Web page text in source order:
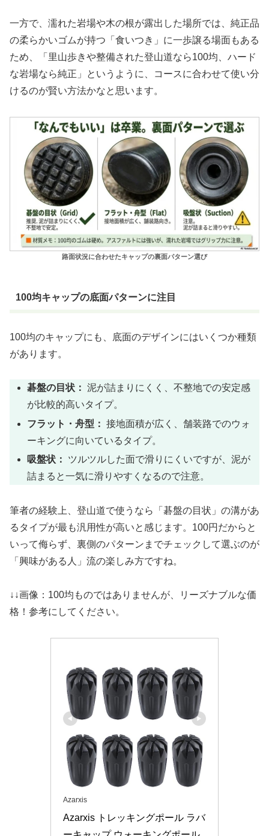
一方で、濡れた岩場や木の根が露出した場所では、純正品
の柔らかいゴムが持つ「食いつき」に一歩譲る場面もある
ため、
「里山歩きや整備された登山道なら100均、ハード
な岩場なら純正」
というように、コースに合わせて使い分
けるのが賢い方法かなと思います。
路面状況に合わせたキャップの裏面パターン選び
100均キャップの底面パターンに注目
100均のキャップにも、底面のデザインにはいくつか種類
があります。
碁盤の目状： 泥が詰まりにくく、不整地での安定感
が比較的高いタイプ。
フラット・舟型： 接地面積が広く、舗装路でのウォ
ーキングに向いているタイプ。
吸盤状：
ツルツルした面で滑りにくいですが、泥が
詰まると一気に滑りやすくなるので注意。
筆者の経験上、登山道で使うなら「碁盤の目状」の溝があ
るタイプが最も汎用性が高いと感じます。100円だからと
いって侮らず、裏側のパターンまでチェックして選ぶのが
「興味がある人」流の楽しみ方ですね。
↓↓画像：100均ものではありませんが、リーズナブルな価
格！参考にしてください。
Azarxis
Azarxis トレッキングポール ラバ